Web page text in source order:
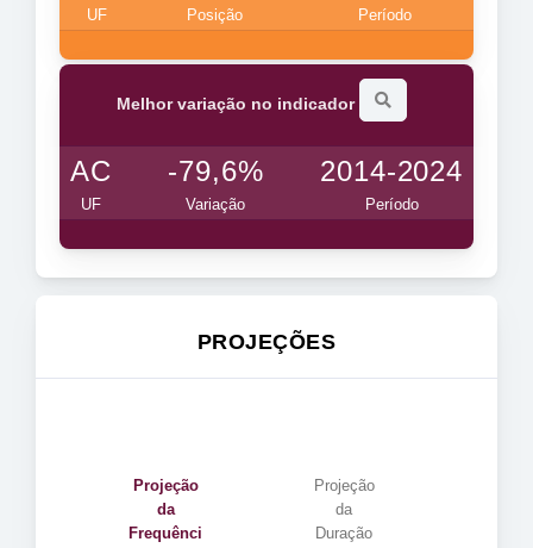
UF Posição Período
Melhor variação no indicador
AC
UF
-79,6%
Variação
2014-2024
Período
PROJEÇÕES
Projeção
da
Frequênci
Projeção
da
Duração